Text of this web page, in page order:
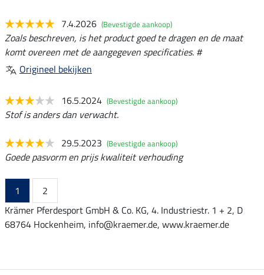
7.4.2026 (Bevestigde aankoop)
Zoals beschreven, is het product goed te dragen en de maat
komt overeen met de aangegeven specificaties. #
Origineel bekijken
16.5.2024 (Bevestigde aankoop)
Stof is anders dan verwacht.
29.5.2023 (Bevestigde aankoop)
Goede pasvorm en prijs kwaliteit verhouding
1
2
Krämer Pferdesport GmbH & Co. KG, 4. Industriestr. 1 + 2, D
68764 Hockenheim, info@kraemer.de, www.kraemer.de